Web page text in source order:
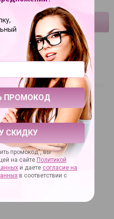
магазине
СКИДКУ
промокод", вы
на сайте Политикой
и даете согласие на
в соответствии с